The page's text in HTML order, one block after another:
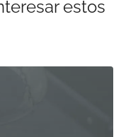
estos